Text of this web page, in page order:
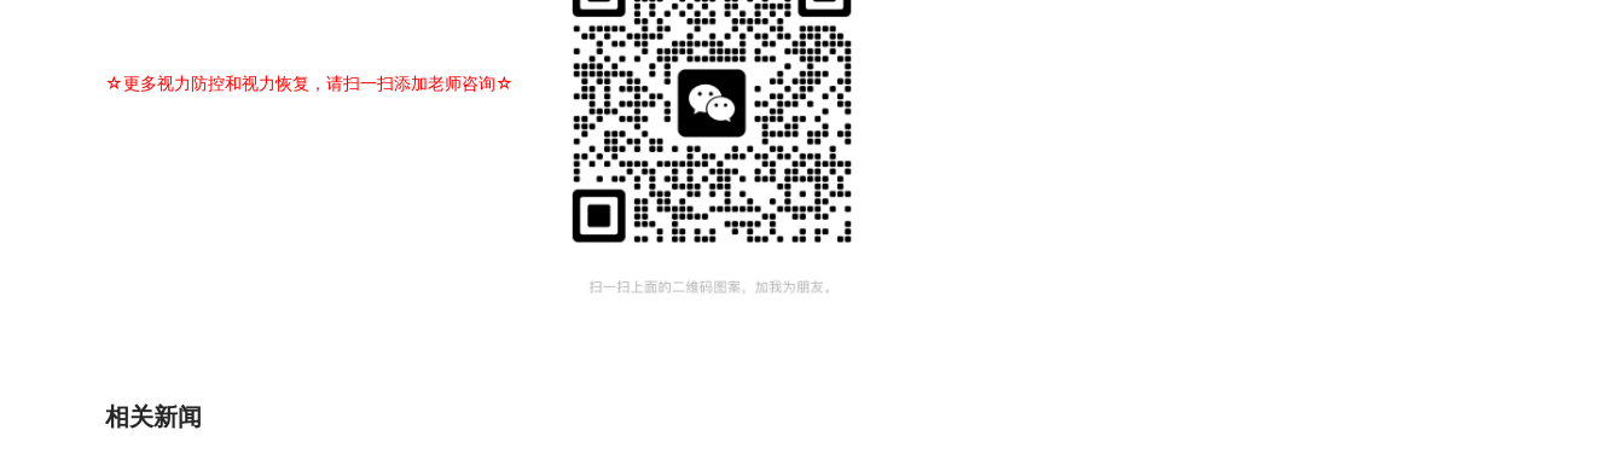
☆更多视力防控和视力恢复，请扫一扫添加老师咨询☆
相关新闻